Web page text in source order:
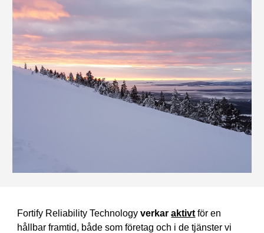
Fortify Reliability Technology verkar aktivt för en
hållbar framtid, både som företag och i de tjänster vi